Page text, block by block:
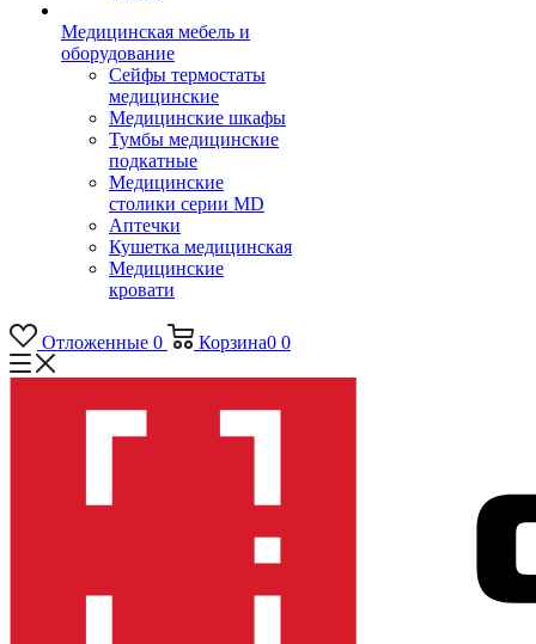
Медицинская мебель и
оборудование
Сейфы термостаты
медицинские
Медицинские шкафы
Тумбы медицинские
подкатные
Медицинские
столики серии MD
Аптечки
Кушетка медицинская
Медицинские
кровати
Отложенные 0 Корзина0 0